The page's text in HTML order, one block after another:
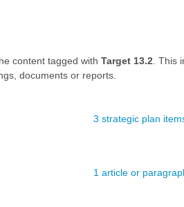
content tagged with Target 13.2. This
documents or reports.
3 strategic plan
1 article or